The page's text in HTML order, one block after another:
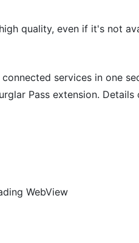
quality, even if it's not
services in one
Pass extension. Details
WebView